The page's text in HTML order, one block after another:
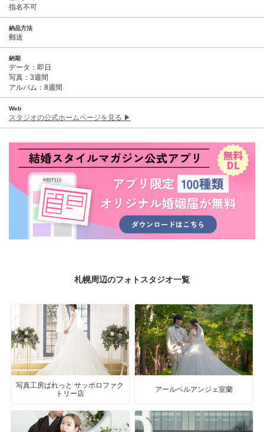
指名不可
納品方法
郵送
納期
データ：即日
写真：3週間
アルバム：8週間
Web
スタジオの公式ホームページを見る ▶︎
札幌周辺のフォトスタジオ一覧
写真工房ぱれっと サッポロファク
トリー店
アールベルアンジェ室蘭